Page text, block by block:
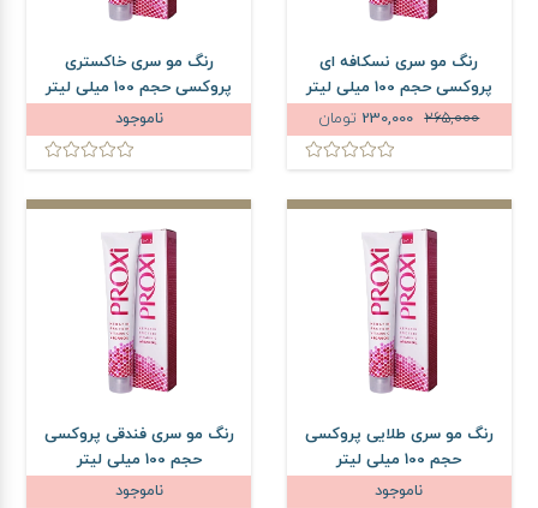
رنگ مو سری نسکافه ای
پروکسی حجم 100 میلی لیتر
265,000
تومان
رنگ مو سری خاکستری
پروکسی حجم 100 میلی لیتر
ناموجود
رنگ مو سری طلایی پروکسی
حجم 100 میلی لیتر
ناموجود
رنگ مو سری فندقی پروکسی
حجم 100 میلی لیتر
ناموجود